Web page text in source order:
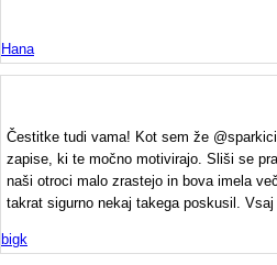
Hana
Čestitke tudi vama! Kot sem že
zapise, ki te močno motivirajo. Sliši se
naši otroci malo zrastejo in bova imela
takrat sigurno nekaj takega poskusil.
bigk